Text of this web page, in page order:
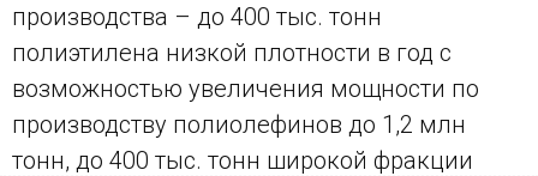
производства – до 400 тыс. тонн
полиэтилена низкой плотности в год с
возможностью увеличения мощности по
производству полиолефинов до 1,2 млн
тонн, до 400 тыс. тонн широкой фракции